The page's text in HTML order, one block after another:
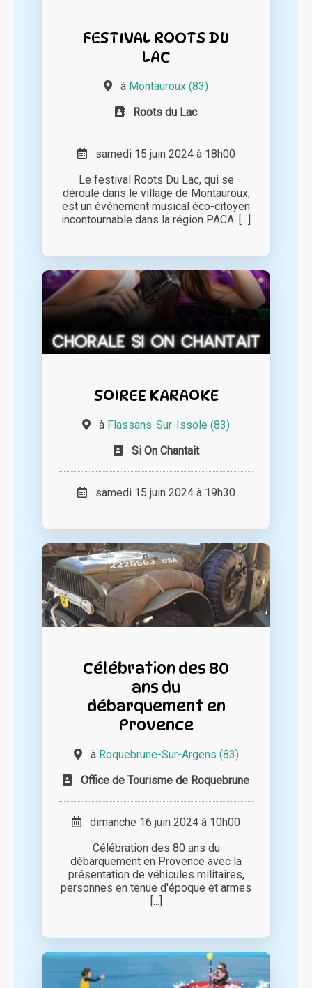
FESTIVAL ROOTS DU
LAC
à Montauroux (83)
Roots du Lac
samedi 15 juin 2024 à 18h00
Le festival Roots Du Lac, qui se
déroule dans le village de Montauroux,
est un événement musical éco-citoyen
incontournable dans la région PACA. [...]
SOIREE KARAOKE
à Flassans-Sur-Issole (83)
Si On Chantait
samedi 15 juin 2024 à 19h30
Célébration des 80
ans du
débarquement en
Provence
à Roquebrune-Sur-Argens (83)
Office de Tourisme de Roquebrune
dimanche 16 juin 2024 à 10h00
Célébration des 80 ans du
débarquement en Provence avec la
présentation de véhicules militaires,
personnes en tenue d'époque et armes
[...]